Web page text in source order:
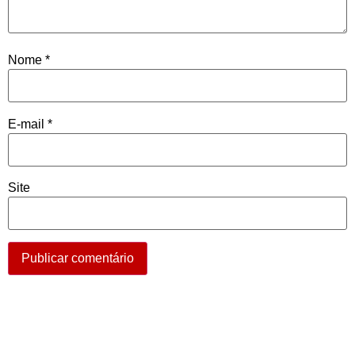
Nome *
E-mail *
Site